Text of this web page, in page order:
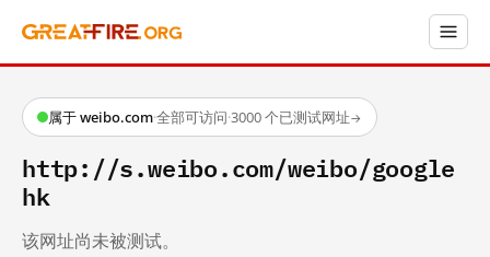
属于 weibo.com·全部可访问·3000 个已测试网址→
http://s.weibo.com/weibo/google
hk
该网址尚未被测试。